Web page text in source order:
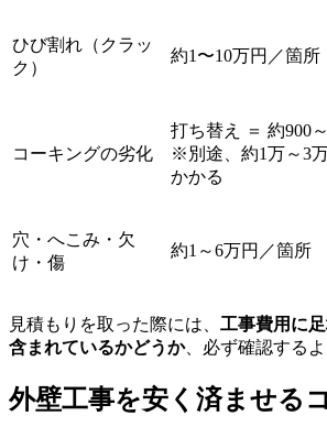
ひび割れ（クラッ
ク）
約1〜10万円／箇所
コーキングの劣化
打ち替え ＝ 約900
※別途、約1万～3
かかる
穴・へこみ・欠
け・傷
約1～6万円／箇所
見積もりを取った際には、 工事費用に
含まれているかどうか、必ず確認する
外壁工事を安く済ませる